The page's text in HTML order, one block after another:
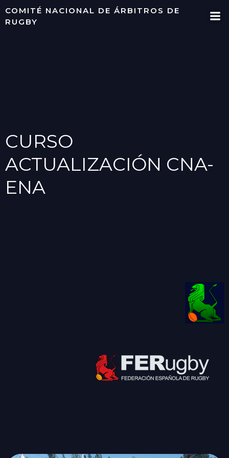
Saltar
COMITÉ NACIONAL DE ÁRBITROS DE
RUGBY
CURSO
ACTUALIZACIÓN CNA-
ENA